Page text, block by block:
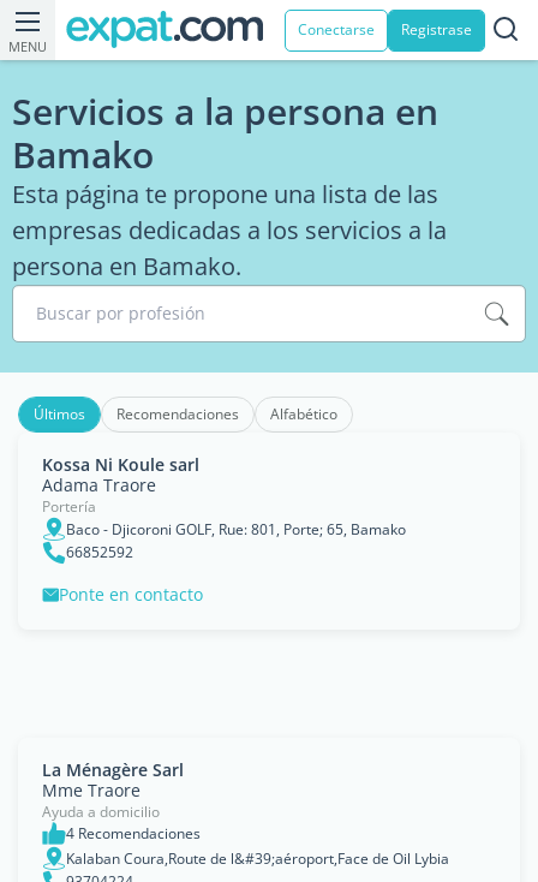
MENU
Conectarse Registrase
Servicios a la persona en
Bamako
Esta página te propone una lista de las
empresas dedicadas a los servicios a la
persona en Bamako.
Buscar por profesión
Últimos Recomendaciones Alfabético
Kossa Ni Koule sarl
Adama Traore
Portería
Baco - Djicoroni GOLF, Rue: 801, Porte; 65, Bamako
66852592
Ponte en contacto
La Ménagère Sarl
Mme Traore
Ayuda a domicilio
4 Recomendaciones
Kalaban Coura,Route de l&#39;aéroport,Face de Oil Lybia